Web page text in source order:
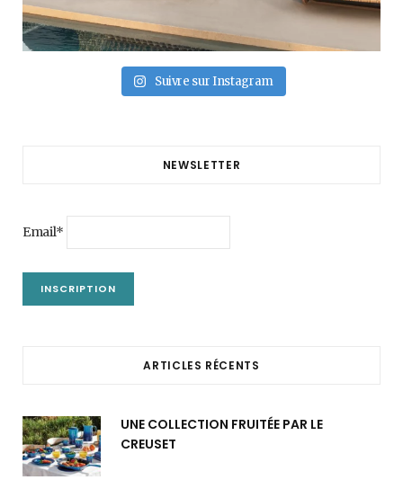
Suivre sur Instagram
NEWSLETTER
Email*
ARTICLES RÉCENTS
UNE COLLECTION FRUITÉE PAR LE
CREUSET